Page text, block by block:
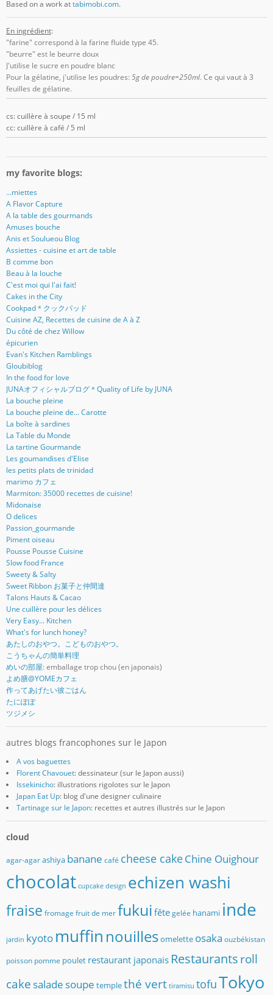
Based on a work attabimobi.com.
En ingrédient:
"farine" correspond à la farine fluide type 45.
"beurre" est le beurre doux
J'utilise le sucre en poudre blanc
Pour la gélatine, j'utilise les poudres: 5g de poudre=250ml. Ce qui vaut à 3
feuilles de gélatine.
cs: cuillère à soupe / 15 ml
cc: cuillère à café / 5 ml
my favorite blogs:
...miettes
A Flavor Capture
A la table des gourmands
Amuses bouche
Anis et Soulueou Blog
Assiettes - cuisine et art de table
B comme bon
Beau à la louche
C'est moi qui l'ai fait!
Cakes in the City
Cookpad＊クックパッド
Cuisine AZ, Recettes de cuisine de A à Z
Du côté de chez Willow
épicurien
Evan's Kitchen Ramblings
Gloubiblog
In the food for love
JUNAオフィシャルブログ＊Quality of Life by JUNA
La bouche pleine
La bouche pleine de... Carotte
La boîte à sardines
La Table du Monde
La tartine Gourmande
Les goumandises d'Elise
les petits plats de trinidad
marimo カフェ
Marmiton: 35000 recettes de cuisine!
Midonaise
O delices
Passion_gourmande
Piment oiseau
Pousse Pousse Cuisine
Slow food France
Sweety & Salty
Sweet Ribbon お菓子と仲間達
Talons Hauts & Cacao
Une cuillère pour les délices
Very Easy... Kitchen
What's for lunch honey?
あたしのおやつ。こどものおやつ。
こうちゃんの簡単料理
めいの部屋: emballage trop chou (en japonais)
よめ膳@YOMEカフェ
作ってあげたい彼ごはん
たにぽぽ
ツジメシ
autres blogs francophones sur le Japon
A vos baguettes
Florent Chavouet: dessinateur (sur le Japon aussi)
Issekinicho: illustrations rigolotes sur le Japon
Japan Eat Up: blog d'une designer culinaire
Tartinage sur le Japon: recettes et autres illustrés sur le Japon
cloud
agar-agar ashiya banane café cheese cakeChine Ouighour
chocolat cupcake design echizen washi
fraise fromage fruit de mer fukui fête gelée hanami inde
jardin kyoto muffin nouillesomelette osaka ouzbékistan
poisson pomme poulet restaurant japonais Restaurantsroll
cake salade soupe templethé vert tiramisu tofuTokyo